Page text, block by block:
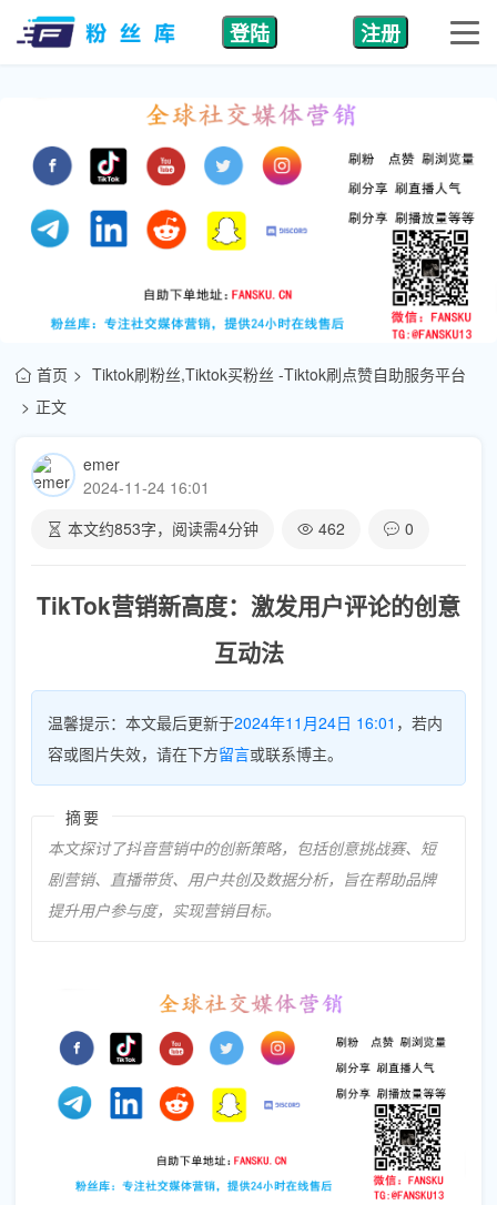
登陆 注册
首页
Tiktok刷粉丝,Tiktok买粉丝 -Tiktok刷点赞自助服务平台
正文
emer
2024-11-24 16:01
本文约853字，阅读需4分钟 462 0
TikTok营销新高度：激发用户评论的创意
互动法
温馨提示：本文最后更新于2024年11月24日 16:01 ，若内
容或图片失效，请在下方留言或联系博主。
摘要
本文探讨了抖音营销中的创新策略，包括创意挑战赛、短
剧营销、直播带货、用户共创及数据分析，旨在帮助品牌
提升用户参与度，实现营销目标。